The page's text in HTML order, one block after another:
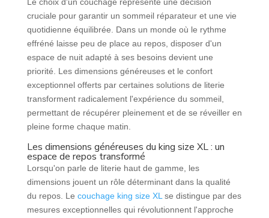
cruciale pour garantir un sommeil réparateur et une vie
quotidienne équilibrée. Dans un monde où le rythme
effréné laisse peu de place au repos, disposer d'un
espace de nuit adapté à ses besoins devient une
priorité. Les dimensions généreuses et le confort
exceptionnel offerts par certaines solutions de literie
transforment radicalement l'expérience du sommeil,
permettant de récupérer pleinement et de se réveiller en
pleine forme chaque matin.
Les dimensions généreuses du king size XL : un
espace de repos transformé
Lorsqu'on parle de literie haut de gamme, les
dimensions jouent un rôle déterminant dans la qualité
du repos. Le couchage king size XL se distingue par des
mesures exceptionnelles qui révolutionnent l'approche